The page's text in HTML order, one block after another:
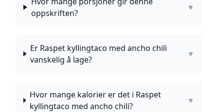
oppskriften?
▼
Er Raspet kyllingtaco med ancho chili
vanskelig å lage?
▼
Hvor mange kalorier er det i Raspet
kyllingtaco med ancho chili?
▼